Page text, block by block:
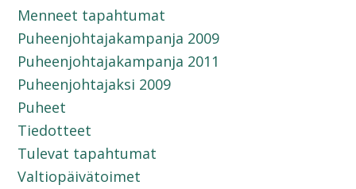
Menneet tapahtumat
Puheenjohtajakampanja 2009
Puheenjohtajakampanja 2011
Puheenjohtajaksi 2009
Puheet
Tiedotteet
Tulevat tapahtumat
Valtiopäivätoimet